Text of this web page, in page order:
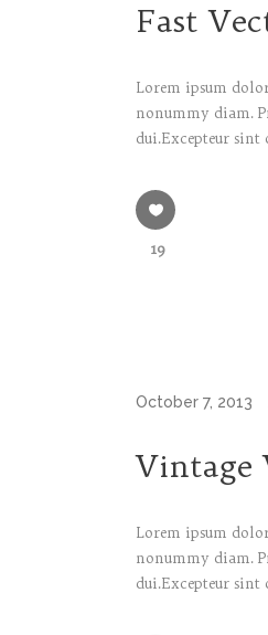
Fast
Lorem ipsum
nonummy diam.
dui.Excepteur
19
October 7, 2013
Vintage
Lorem ipsum
nonummy diam.
dui.Excepteur